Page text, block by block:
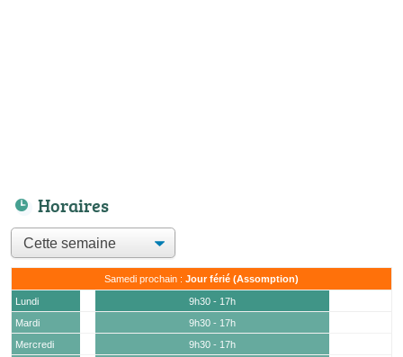
Horaires
Samedi prochain : Jour férié (Assomption)
Lundi
9h30 - 17h
Mardi
9h30 - 17h
Mercredi
9h30 - 17h